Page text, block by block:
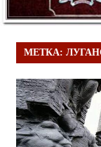
МЕТКА: